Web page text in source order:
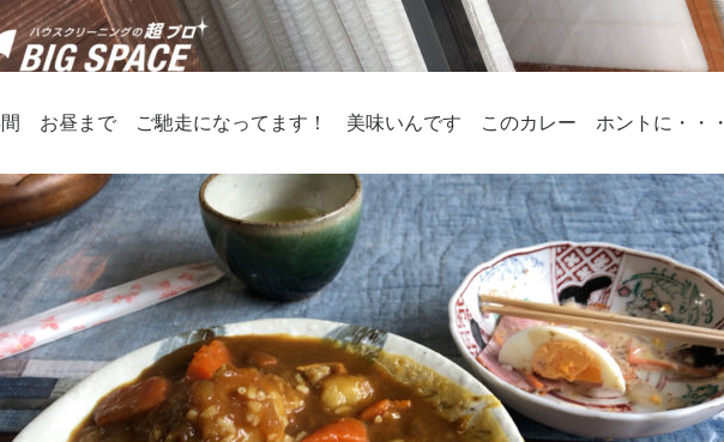
間 お昼まで ご馳走になってます！ 美味いんです このカレー ホントに・・・